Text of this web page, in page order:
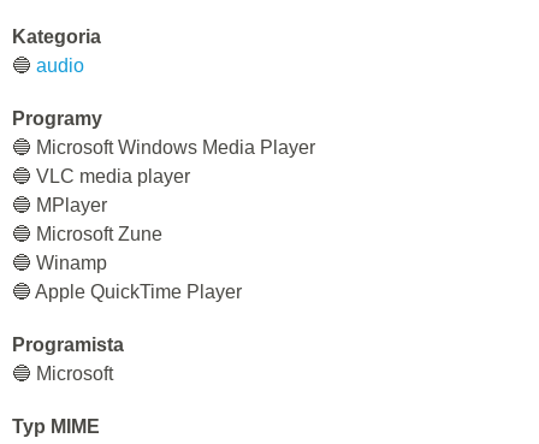
Kategoria
🔵 audio
Programy
🔵 Microsoft Windows Media Player
🔵 VLC media player
🔵 MPlayer
🔵 Microsoft Zune
🔵 Winamp
🔵 Apple QuickTime Player
Programista
🔵 Microsoft
Typ MIME